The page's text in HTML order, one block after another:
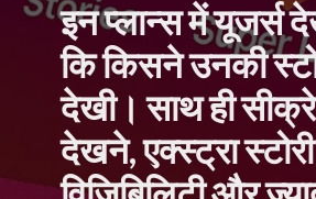
इन प्लान्स में यूजर्स
कि किसने उनकी
देखी। साथ ही
देखने, एक्स्ट्रा स्टोरी